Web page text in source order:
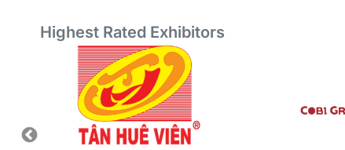
Highest Rated Exhibitors